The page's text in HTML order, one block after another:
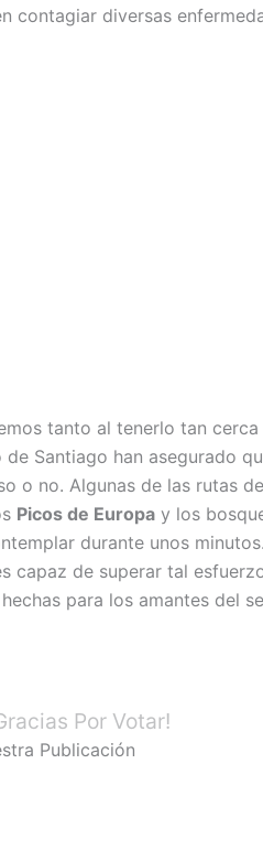
contagiar diversas
tanto al tenerlo tan
Santiago han asegurado
o no. Algunas de las rutas
Picos de Europa y los
durante unos
capaz de superar tal
para los amantes del
Por Votar!
Publicación